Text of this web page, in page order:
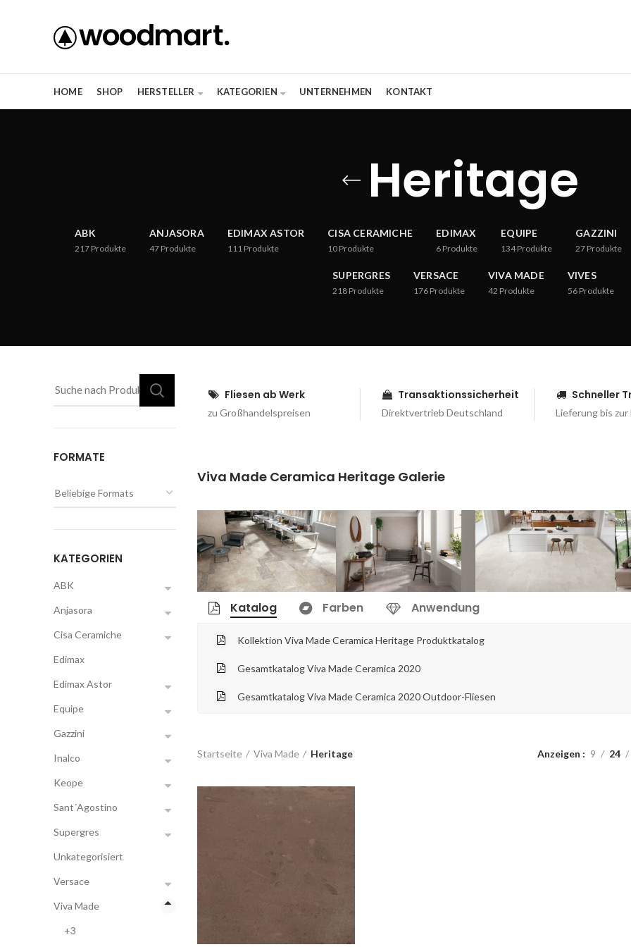
HOME SHOP HERSTELLER KATEGORIEN UNTERNEHMEN KONTAKT
Heritage
ABK
217 Produkte
ANJASORA
47 Produkte
EDIMAX ASTOR
111 Produkte
CISA CERAMICHE
10 Produkte
EDIMAX
6 Produkte
EQUIPE
134Produkte
GAZZINI
27 Produkte
SUPERGRES
218 Produkte
VERSACE
176 Produkte
VIVA MADE
42 Produkte
VIVES
56 Produkte
Fliesen ab Werk
zu Großhandelspreisen
Transaktionssicherheit
Direktvertrieb Deutschland
Schneller
Lieferung bis
Viva Made Ceramica Heritage Galerie
Katalog Farben Anwendung
Kollektion Viva Made Ceramica Heritage Produktkatalog
Gesamtkatalog Viva Made Ceramica 2020
Gesamtkatalog Viva Made Ceramica 2020 Outdoor-Fliesen
Startseite Viva Made Heritage Anzeigen 9 24
FORMATE
KATEGORIEN
ABK
Anjasora
Cisa Ceramiche
Edimax
Edimax Astor
Equipe
Gazzini
Inalco
Keope
Sant´Agostino
Supergres
Unkategorisiert
Versace
Viva Made
+3